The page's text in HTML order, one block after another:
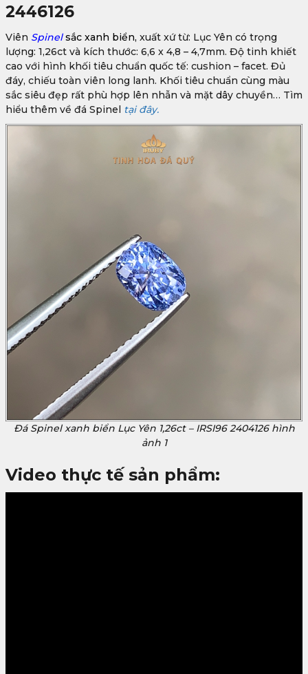
2446126
Viên Spinel sắc xanh biển, xuất xứ từ: Lục Yên có trọng
lượng: 1,26ct và kích thước: 6,6 x 4,8 – 4,7mm. Độ tinh khiết
cao với hình khối tiêu chuẩn quốc tế: cushion – facet. Đủ
đáy, chiếu toàn viên long lanh. Khối tiêu chuẩn cùng màu
sắc siêu đẹp rất phù hợp lên nhẫn và mặt dây chuyền… Tìm
hiểu thêm về đá Spinel tại đây.
Đá Spinel xanh biển Lục Yên 1,26ct – IRSI96 2404126 hình
ảnh 1
Video thực tế sản phẩm: